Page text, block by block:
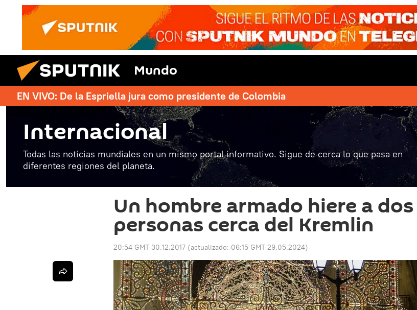
Mundo
EN VIVO: De la Espriella jura como presidente de Colombia
Internacional
Todas las noticias mundiales en un mismo portal informativo. Sigue de cerca lo que pasa en
diferentes regiones del planeta.
Un hombre armado hiere a dos
personas cerca del Kremlin
20:54 GMT 30.12.2017 (actualizado: 06:15 GMT 29.05.2024)